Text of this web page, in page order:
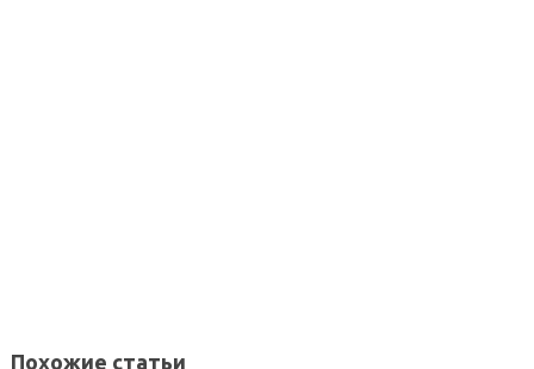
Похожие статьи